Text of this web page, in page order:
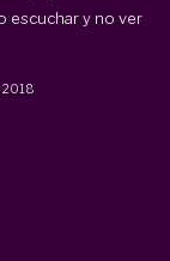
escuchar y no ver
2018